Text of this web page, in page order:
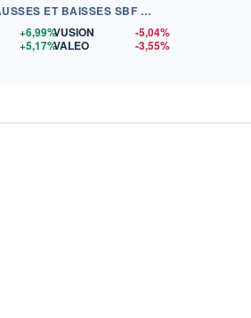
+ FORTES HAUSSES ET BAISSES SBF 120
+6,99%
+5,17%
VUSION
-5,04%
VALEO
-3,55%